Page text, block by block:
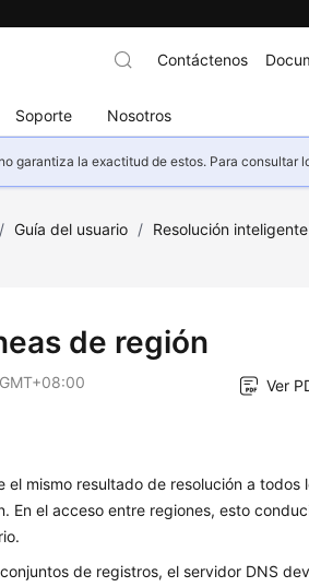
Soporte Nosotros
Contáctenos
garantiza la exactitud de estos. Para
/ Guía del usuario / Resolución inteligente
de región
Ver
el mismo resultado de resolución a todos
En el acceso entre regiones, esto
de registros, el servidor DNS